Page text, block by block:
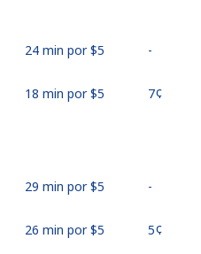
24 min por ⁦$5⁩ -
18 min por ⁦$5⁩ ⁦7¢⁩
29 min por ⁦$5⁩ -
26 min por ⁦$5⁩ ⁦5¢⁩